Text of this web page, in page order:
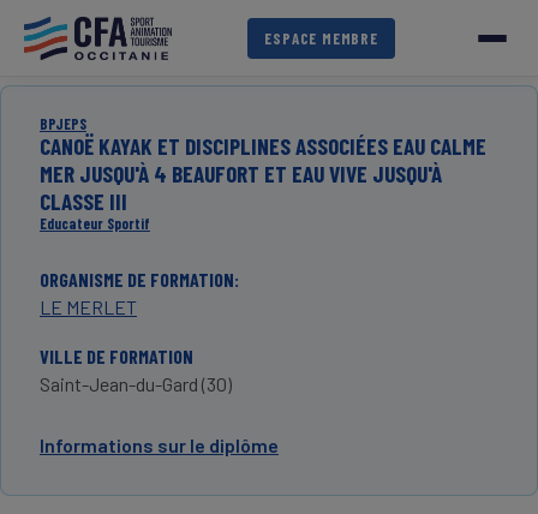
contenu
principal
ESPACE MEMBRE
BPJEPS
CANOË KAYAK ET DISCIPLINES ASSOCIÉES EAU CALME
MER JUSQU'À 4 BEAUFORT ET EAU VIVE JUSQU'À
CLASSE III
Educateur Sportif
ORGANISME DE FORMATION
LE MERLET
VILLE DE FORMATION
Saint-Jean-du-Gard (30)
Informations sur le diplôme